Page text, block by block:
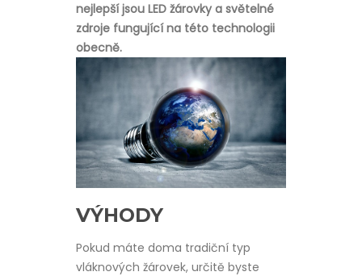
nejlepší jsou LED žárovky a světelné
zdroje fungující na této technologii
obecně.
VÝHODY
Pokud máte doma tradiční typ
vláknových žárovek, určitě byste